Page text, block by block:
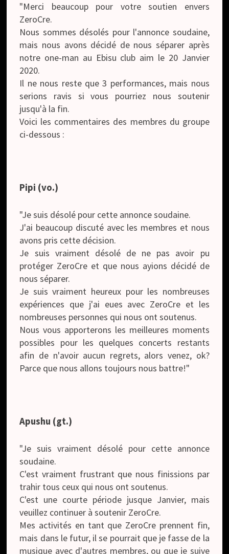
"Merci beaucoup pour votre soutien envers
ZeroCre.
Nous sommes désolés pour l'annonce soudaine,
mais nous avons décidé de nous séparer après
notre one-man au Ebisu club aim le 20 Janvier
2020.
Il ne nous reste que 3 performances, mais nous
serions ravis si vous pourriez nous soutenir
jusqu'à la fin.
Voici les commentaires des membres du groupe
ci-dessous :
Pipi (vo.)
"Je suis désolé pour cette annonce soudaine.
J'ai beaucoup discuté avec les membres et nous
avons pris cette décision.
Je suis vraiment désolé de ne pas avoir pu
protéger ZeroCre et que nous ayions décidé de
nous séparer.
Je suis vraiment heureux pour les nombreuses
expériences que j'ai eues avec ZeroCre et les
nombreuses personnes qui nous ont soutenus.
Nous vous apporterons les meilleures moments
possibles pour les quelques concerts restants
afin de n'avoir aucun regrets, alors venez, ok?
Parce que nous allons toujours nous battre!"
Apushu (gt.)
"Je suis vraiment désolé pour cette annonce
soudaine.
C'est vraiment frustrant que nous finissions par
trahir tous ceux qui nous ont soutenus.
C'est une courte période jusque Janvier, mais
veuillez continuer à soutenir ZeroCre.
Mes activités en tant que ZeroCre prennent fin,
mais dans le futur, il se pourrait que je fasse de la
musique avec d'autres membres, ou que je suive